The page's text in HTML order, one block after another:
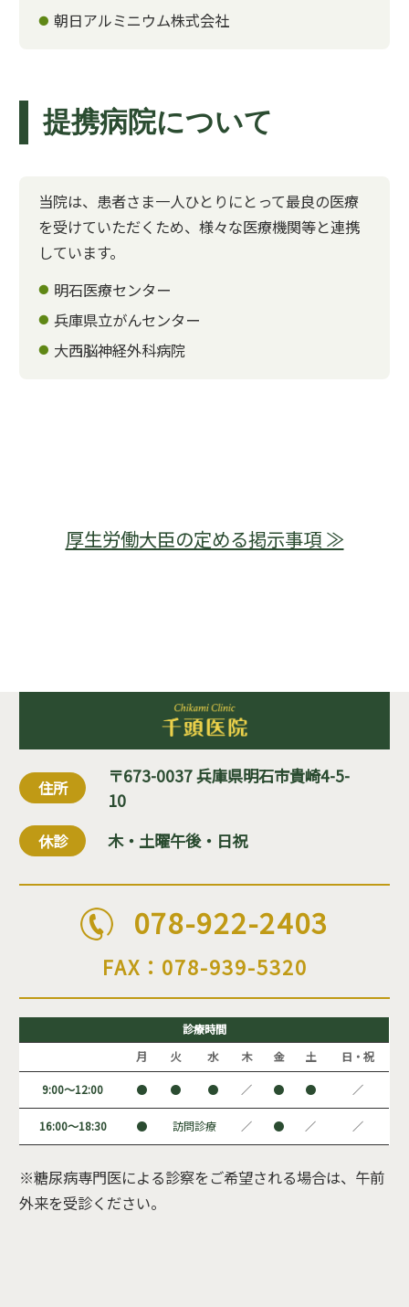
朝日アルミニウム株式会社
提携病院について
当院は、患者さま一人ひとりにとって最良の医療
を受けていただくため、様々な医療機関等と連携
しています。
明石医療センター
兵庫県立がんセンター
大西脳神経外科病院
厚生労働大臣の定める掲示事項 ≫
住所
〒673-0037 兵庫県明石市貴崎4-5-
10
休診 木・土曜午後・日祝
078-922-2403
FAX：078-939-5320
診療時間
月
火 水 木 金 土
日・祝
9:00～12:00
● ● ● ／ ● ● ／
16:00～18:30 ● 訪問診療 ／ ● ／ ／
※糖尿病専門医による診察をご希望される場合は、午前
外来を受診ください。